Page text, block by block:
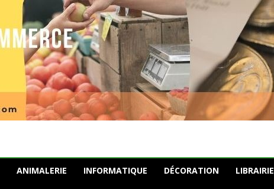
ANIMALERIE INFORMATIQUE DÉCORATION LIBRAIRIE